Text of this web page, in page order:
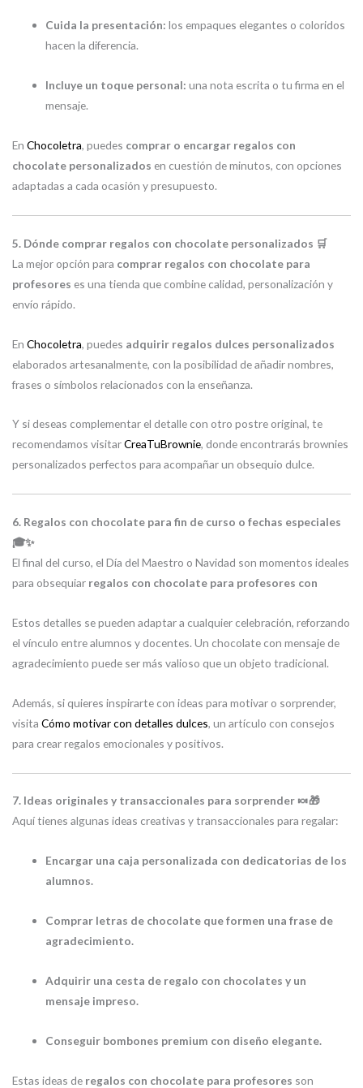
Cuida la presentación: los empaques elegantes o coloridos
hacen la diferencia.
Incluye un toque personal: una nota escrita o tu firma en el
mensaje.
En Chocoletra, puedes comprar o encargar regalos con
chocolate personalizados en cuestión de minutos, con opciones
adaptadas a cada ocasión y presupuesto.
5. Dónde comprar regalos con chocolate personalizados 🛒
La mejor opción para comprar regalos con chocolate para
profesores es una tienda que combine calidad, personalización y
envío rápido.
En Chocoletra, puedes adquirir regalos dulces personalizados
elaborados artesanalmente, con la posibilidad de añadir nombres,
frases o símbolos relacionados con la enseñanza.
Y si deseas complementar el detalle con otro postre original, te
recomendamos visitarCreaTuBrownie, donde encontrarás brownies
personalizados perfectos para acompañar un obsequio dulce.
6. Regalos con chocolate para fin de curso o fechas especiales
🎓✨
El final del curso, el Día del Maestro o Navidad son momentos ideales
para obsequiar regalos con chocolate para profesores con
Estos detalles se pueden adaptar a cualquier celebración, reforzando
el vínculo entre alumnos y docentes. Un chocolate con mensaje de
agradecimiento puede ser más valioso que un objeto tradicional.
Además, si quieres inspirarte con ideas para motivar o sorprender,
visita Cómo motivar con detalles dulces, un artículo con consejos
para crear regalos emocionales y positivos.
7. Ideas originales y transaccionales para sorprender 🍬🎁
Aquí tienes algunas ideas creativas y transaccionales para regalar:
Encargar una caja personalizada con dedicatorias de los
alumnos.
Comprar letras de chocolate que formen una frase de
agradecimiento.
Adquirir una cesta de regalo con chocolates y un
mensaje impreso.
Conseguir bombones premium con diseño elegante.
Estas ideas de regalos con chocolate para profesores son